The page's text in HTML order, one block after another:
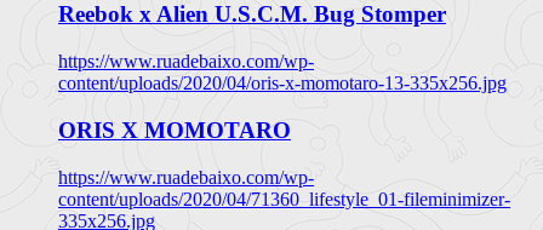
Reebok x Alien U.S.C.M. Bug Stomper
https://www.ruadebaixo.com/wp-
content/uploads/2020/04/oris-x-momotaro-13-335x256.jpg
ORIS X MOMOTARO
https://www.ruadebaixo.com/wp-
content/uploads/2020/04/71360_lifestyle_01-fileminimizer-
335x256.jpg